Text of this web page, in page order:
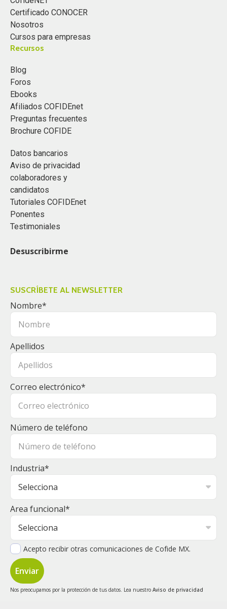
Certificado CONOCER
Nosotros
Cursos para empresas
Recursos
Blog
Foros
Ebooks
Afiliados COFIDEnet
Preguntas frecuentes
Brochure COFIDE
Datos bancarios
Aviso de privacidad
colaboradores y
candidatos
Tutoriales COFIDEnet
Ponentes
Testimoniales
Desuscribirme
SUSCRÍBETE AL NEWSLETTER
Nombre*
Apellidos
Correo electrónico*
Número de teléfono
Industria*
Area funcional*
Acepto recibir otras comunicaciones de Cofide MX.
Nos preocupamos por la protección de tus datos. Lea nuestro Aviso de privacidad